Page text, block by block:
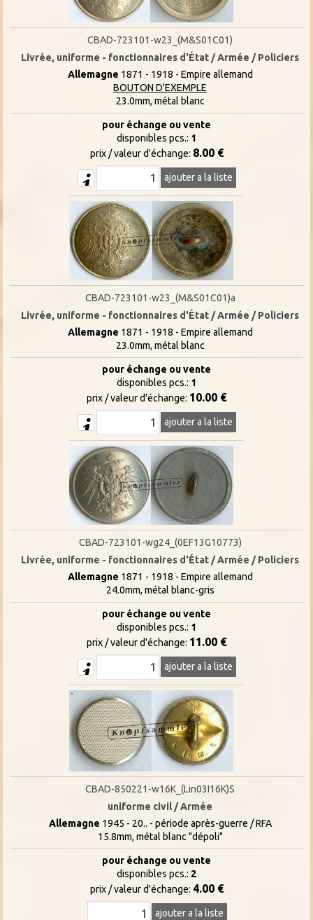
CBAD-723101-w23_(M&S01C01)
Livrée, uniforme - fonctionnaires d'État / Armée / Policiers
Allemagne 1871 - 1918 - Empire allemand
BOUTON D'EXEMPLE
23.0mm, métal blanc
pour échange ou vente
disponibles pcs.: 1
prix / valeur d'échange: 8.00 €
ajouter a la liste
CBAD-723101-w23_(M&S01C01)a
Livrée, uniforme - fonctionnaires d'État / Armée / Policiers
Allemagne 1871 - 1918 - Empire allemand
23.0mm, métal blanc
pour échange ou vente
disponibles pcs.: 1
prix / valeur d'échange: 10.00 €
ajouter a la liste
CBAD-723101-wg24_(0EF13G10773)
Livrée, uniforme - fonctionnaires d'État / Armée / Policiers
Allemagne 1871 - 1918 - Empire allemand
24.0mm, métal blanc-gris
pour échange ou vente
disponibles pcs.: 1
prix / valeur d'échange: 11.00 €
ajouter a la liste
CBAD-850221-w16K_(Lin03I16K)S
uniforme civil / Armée
Allemagne 1945 - 20.. - période après-guerre / RFA
15.8mm, métal blanc "dépoli"
pour échange ou vente
disponibles pcs.: 2
prix / valeur d'échange: 4.00 €
ajouter a la liste